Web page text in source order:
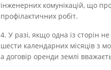
інженерних комунікацій, що
профілактичних робіт.
4. У разі, якщо одна із сторін
шести календарних місяців з
а договір оренди землі